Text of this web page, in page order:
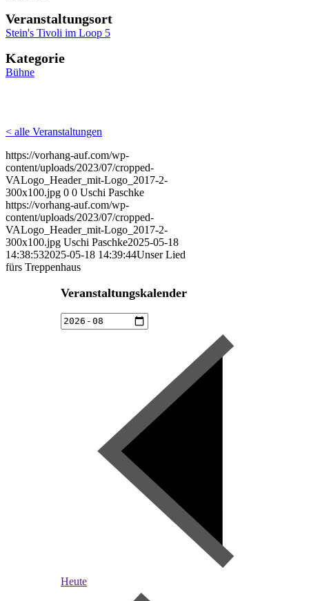
Veranstaltungsort
Stein's Tivoli im Loop 5
Kategorie
Bühne
< alle Veranstaltungen
https://vorhang-auf.com/wp-
content/uploads/2023/07/cropped-
VALogo_Header_mit-Logo_2017-2-
300x100.jpg 0 0 Uschi Paschke
https://vorhang-auf.com/wp-
content/uploads/2023/07/cropped-
VALogo_Header_mit-Logo_2017-2-
300x100.jpg Uschi Paschke2025-05-18
14:38:532025-05-18 14:39:44Unser Lied
fürs Treppenhaus
Veranstaltungskalender
Heute